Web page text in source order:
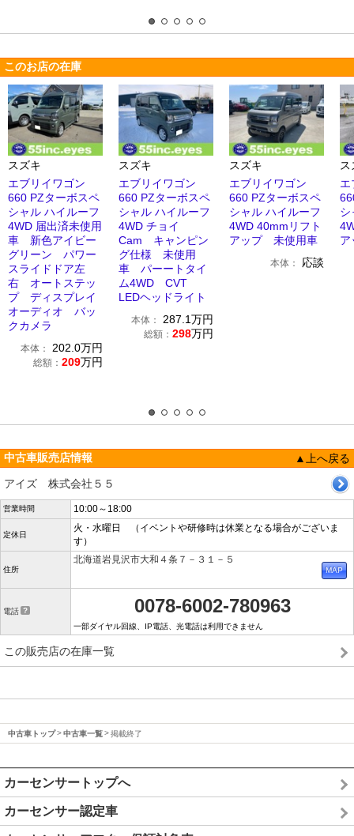
このお店の在庫
スズキ
エブリイワゴン
660 PZターボスペ
シャル ハイルーフ
4WD 届出済未使用
車 新色アイビー
グリーン パワー
スライドドア左
右 オートステッ
プ ディスプレイ
オーディオ バッ
クカメラ
本体： 202.0万円
総額： 209万円
スズキ
エブリイワゴン
660 PZターボスペ
シャル ハイルーフ
4WD チョイ
Cam キャンピン
グ仕様 未使用
車 パーートタイ
ム4WD CVT
LEDヘッドライト
本体： 287.1万円
総額： 298万円
スズキ
エブリイワゴン
660 PZターボスペ
シャル ハイルーフ
4WD 40mmリフト
アップ 未使用車
本体： 応談
ス
エ
シ
中古車販売店情報
▲上へ戻る
アイズ 株式会社５５
営業時間 10:00～18:00
定休日
火・水曜日 （イベントや研修時は休業となる場合がございま
す）
住所
北海道岩見沢市大和４条７－３１－５
電話 0078-6002-780963
一部ダイヤル回線、IP電話、光電話は利用できません
この販売店の在庫一覧
中古車トップ 中古車一覧 掲載終了
カーセンサートップへ
カーセンサー認定車